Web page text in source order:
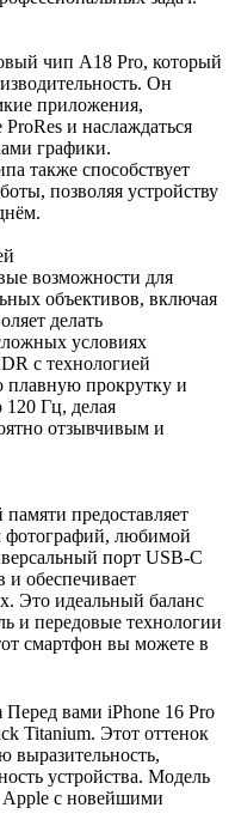
чип A18 Pro, который
Он
приложения,
и наслаждаться
графики.
также способствует
позволяя устройству
возможности для
объективов, включая
делать
условиях
с технологией
плавную прокрутку и
120 Гц, делая
отзывчивым и
предоставляет
фотографий, любимой
порт USB-C
и обеспечивает
Это идеальный баланс
и передовые технологии
смартфон вы можете в
Перед вами iPhone 16 Pro
Titanium. Этот оттенок
выразительность,
устройства. Модель
Apple с новейшими